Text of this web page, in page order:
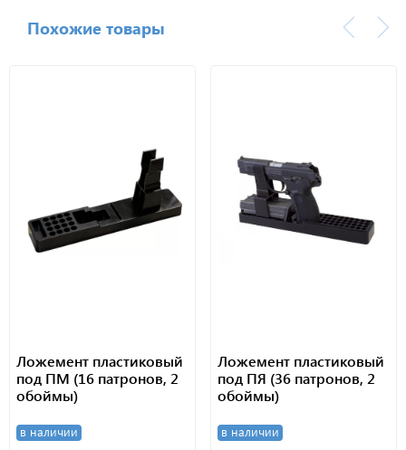
Похожие товары
Ложемент пластиковый
под ПМ (16 патронов, 2
обоймы)
в наличии
Ложемент пластиковый
под ПЯ (36 патронов, 2
обоймы)
в наличии